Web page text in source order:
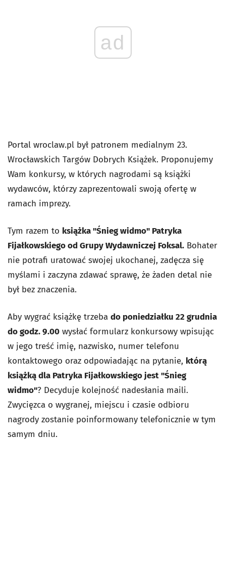
ad
Portal wroclaw.pl był patronem medialnym 23.
Wrocławskich Targów Dobrych Książek. Proponujemy
Wam konkursy, w których nagrodami są książki
wydawców, którzy zaprezentowali swoją ofertę w
ramach imprezy.
Tym razem to książka "Śnieg widmo" Patryka
Fijałkowskiego od Grupy Wydawniczej Foksal. Bohater
nie potrafi uratować swojej ukochanej, zadęcza się
myślami i zaczyna zdawać sprawę, że żaden detal nie
był bez znaczenia.
Aby wygrać książkę trzeba do poniedziałku 22 grudnia
do godz. 9.00 wysłać formularz konkursowy wpisując
w jego treść imię, nazwisko, numer telefonu
kontaktowego oraz odpowiadając na pytanie, którą
książką dla Patryka Fijałkowskiego jest "Śnieg
widmo"? Decyduje kolejność nadesłania maili.
Zwycięzca o wygranej, miejscu i czasie odbioru
nagrody zostanie poinformowany telefonicznie w tym
samym dniu.